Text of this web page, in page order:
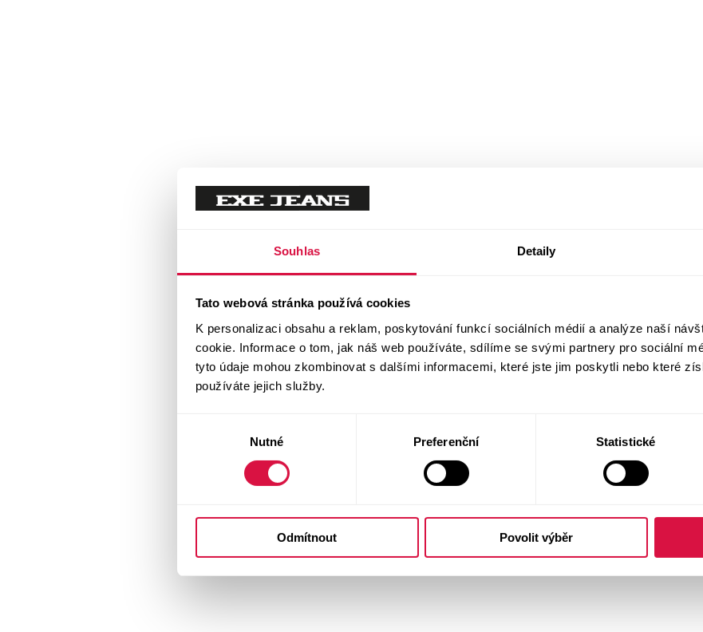
Souhlas Detaily
Tato webová stránka používá cookies
K personalizaci obsahu a reklam, poskytování funkcí sociálních médií a analýze naší
cookie. Informace o tom, jak náš web používáte, sdílíme se svými partnery pro sociální
tyto údaje mohou zkombinovat s dalšími informacemi, které jste jim poskytli nebo které
používáte jejich služby.
Nutné Preferenční Statistické
Odmítnout Povolit výběr